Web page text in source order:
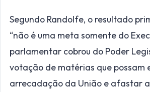
Segundo Randolfe, o resultado
“não é uma meta somente do
parlamentar cobrou do Poder
votação de matérias que possam
arrecadação da União e afastar a